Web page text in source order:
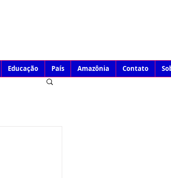
Educação País Amazônia Contato